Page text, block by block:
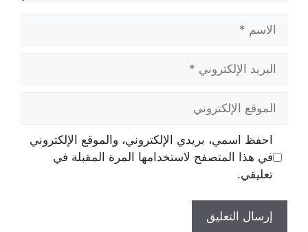
الإلكتروني
الإلكتروني
احفظ اسمي، بريدي الإلكتروني، والموقع الإلكتروني
في هذا المتصفح لاستخدامها المرة المقبلة في
تعليقي.